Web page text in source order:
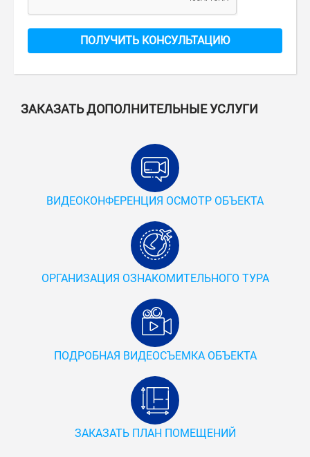
ПОЛУЧИТЬ КОНСУЛЬТАЦИЮ
ЗАКАЗАТЬ ДОПОЛНИТЕЛЬНЫЕ УСЛУГИ
ВИДЕОКОНФЕРЕНЦИЯ ОСМОТР ОБЪЕКТА
ОРГАНИЗАЦИЯ ОЗНАКОМИТЕЛЬНОГО ТУРА
ПОДРОБНАЯ ВИДЕОСЪЕМКА ОБЪЕКТА
ЗАКАЗАТЬ ПЛАН ПОМЕЩЕНИЙ